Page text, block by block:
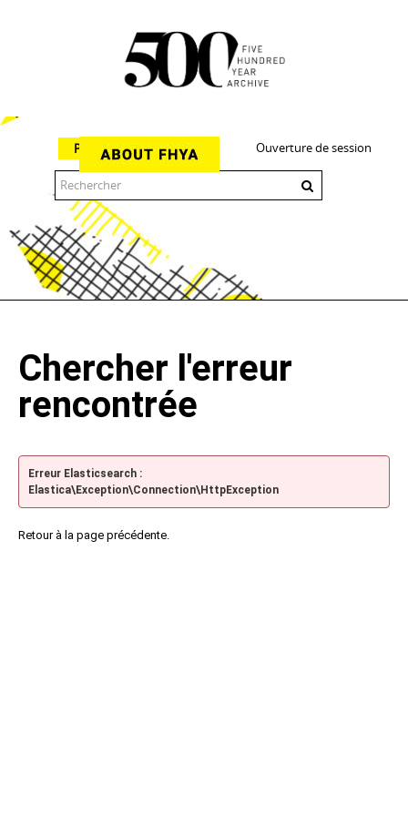
Ouverture de session
Parcourir
Chercher l'erreur
rencontrée
Erreur Elasticsearch :
Elastica\Exception\Connection\HttpException
Retour à la page précédente.